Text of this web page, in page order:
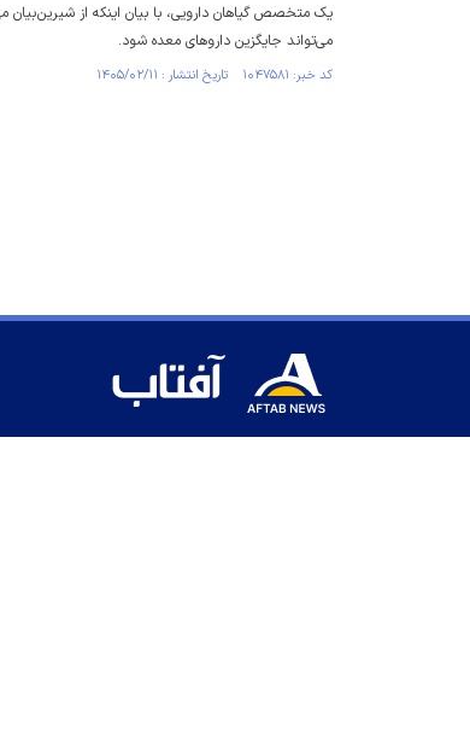
یک متخصص گیاهان دارویی، با بیان اینکه از شیرین بیان
می‌تواند جایگزین دارو‌های معده شود.
کد خبر: ۱۰۴۷۵۸۱ تاریخ انتشار : ۱۴۰۵/۰۲/۱۱